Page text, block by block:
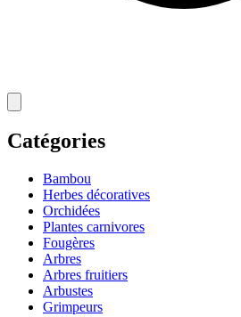
Catégories
Bambou
Herbes décoratives
Orchidées
Plantes carnivores
Fougères
Arbres
Arbres fruitiers
Arbustes
Grimpeurs